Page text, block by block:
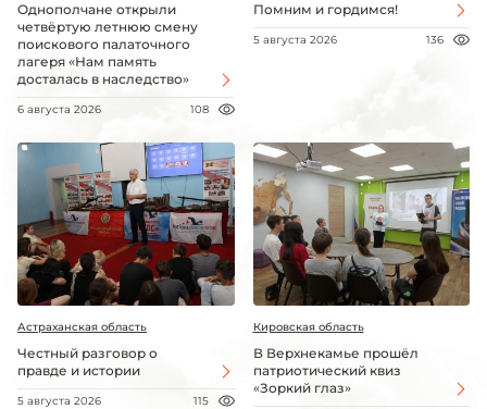
Однополчане открыли
четвёртую летнюю смену
поискового палаточного
лагеря «Нам память
досталась в наследство»
6 августа 2026 108
Помним и гордимся!
5 августа 2026 136
Астраханская область
Честный разговор о
правде и истории
5 августа 2026 115
Кировская область
В Верхнекамье прошёл
патриотический квиз
«Зоркий глаз»